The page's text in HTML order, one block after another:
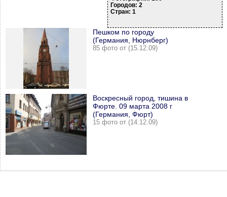
Городов: 2
Стран: 1
Пешком по городу
(Германия, Нюрнберг)
85 фото от (15.12.09)
Воскресный город, тишина в
Фюрте. 09 марта 2008 г
(Германия, Фюрт)
15 фото от (14.12.09)